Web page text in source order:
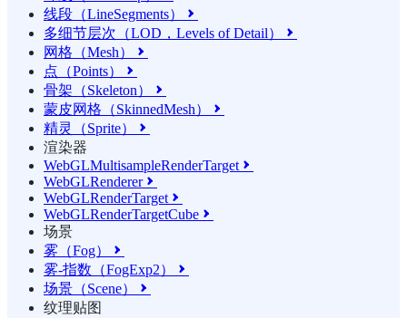
线段（LineSegments） 
多细节层次（LOD，Levels of Detail） 
网格（Mesh） 
点（Points） 
骨架（Skeleton） 
蒙皮网格（SkinnedMesh） 
精灵（Sprite） 
渲染器
WebGLMultisampleRenderTarget 
WebGLRenderer
WebGLRenderTarget 
WebGLRenderTargetCube 
场景
雾（Fog）

雾-指数（FogExp2） 
场景（Scene） 
纹理贴图